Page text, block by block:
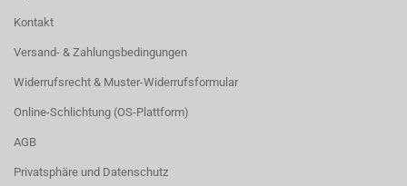
Kontakt
Versand- & Zahlungsbedingungen
Widerrufsrecht & Muster-Widerrufsformular
Online-Schlichtung (OS-Plattform)
AGB
Privatsphäre und Datenschutz